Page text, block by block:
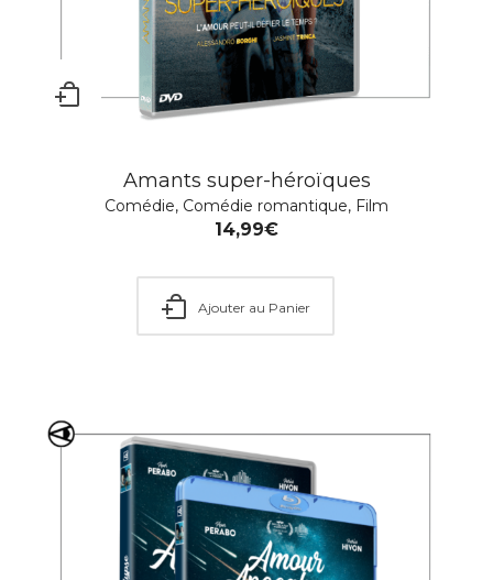
Amants super-héroïques
Comédie, Comédie romantique, Film
14,99€
Ajouter au Panier